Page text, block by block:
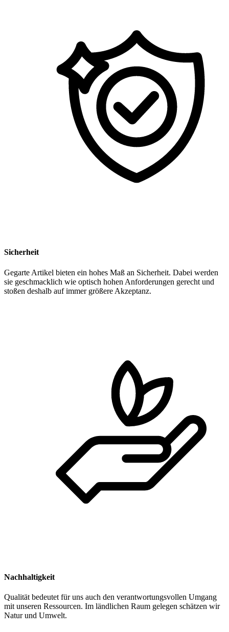
Sicherheit
Gegarte Artikel bieten ein hohes Maß an Sicherheit. Dabei werden
sie geschmacklich wie optisch hohen Anforderungen gerecht und
stoßen deshalb auf immer größere Akzeptanz.
Nachhaltigkeit
Qualität bedeutet für uns auch den verantwortungsvollen Umgang
mit unseren Ressourcen. Im ländlichen Raum gelegen schätzen wir
Natur und Umwelt.